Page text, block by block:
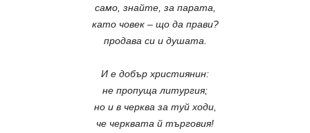
само, знайте, за парата,
като човек – що да прави?
продава си и душата.
И е добър християнин:
не пропуща литургия;
но и в черква за туй ходи,
че черквата й търговия!